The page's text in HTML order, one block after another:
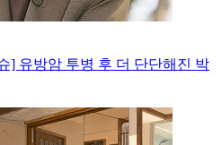
] 유방암 투병 후 더 단단해진 박